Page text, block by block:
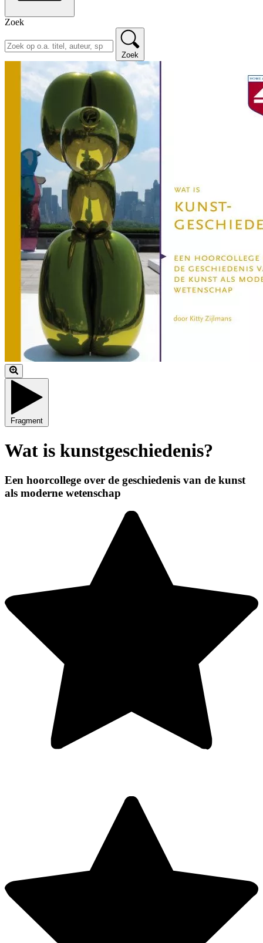
Zoek
Zoek
Fragment
Wat is kunstgeschiedenis?
Een hoorcollege over de geschiedenis van de kunst
als moderne wetenschap